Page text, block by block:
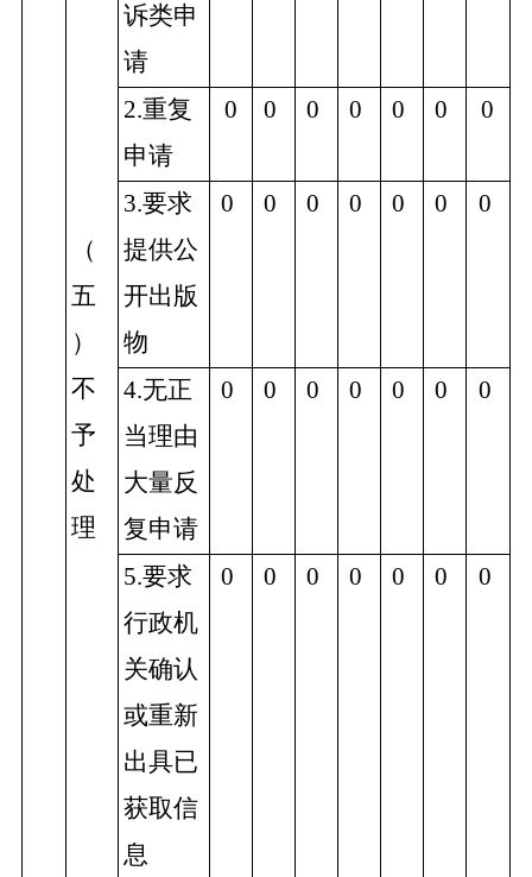
（
五
）
不
予
处
理
诉类申
请
2.重复
申请
0 0 0 0 0 0 0
3.要求
提供公
开出版
物
0 0 0 0 0 0 0
4.无正
当理由
大量反
复申请
0 0 0 0 0 0 0
5.要求
行政机
关确认
或重新
出具已
获取信
息
0 0 0 0 0 0 0